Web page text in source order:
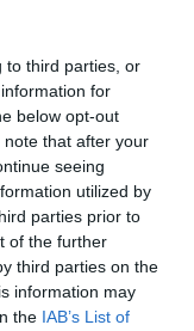
to third parties, or
for
below opt-out
that after your
seeing
utilized by
parties prior to
of the further
third parties on the
information may
the IAB’s List of
növekszik
nehézségek